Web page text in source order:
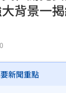
背景一揭
新聞重點